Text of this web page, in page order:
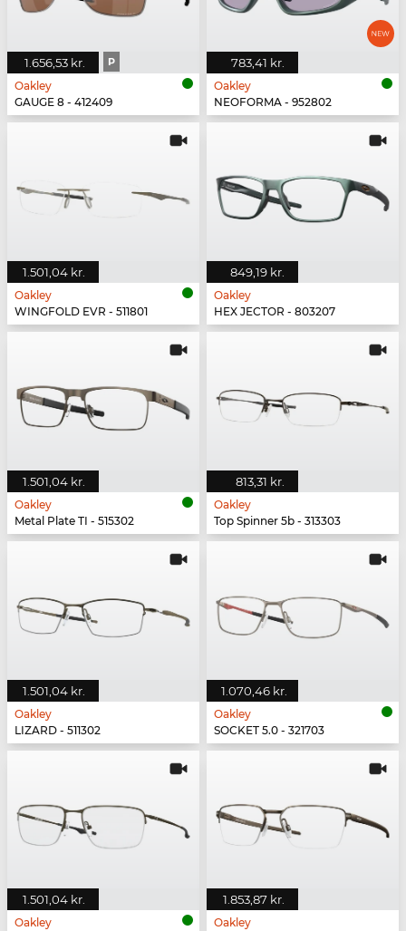
1.656,53 kr. P
Oakley
GAUGE 8 - 412409
783,41 kr.
Oakley
NEOFORMA - 952802
1.501,04 kr.
Oakley
WINGFOLD EVR - 511801
849,19 kr.
Oakley
HEX JECTOR - 803207
1.501,04 kr.
Oakley
Metal Plate TI - 515302
813,31 kr.
Oakley
Top Spinner 5b - 313303
1.501,04 kr.
Oakley
LIZARD - 511302
1.070,46 kr.
Oakley
SOCKET 5.0 - 321703
1.501,04 kr.
Oakley
1.853,87 kr.
Oakley